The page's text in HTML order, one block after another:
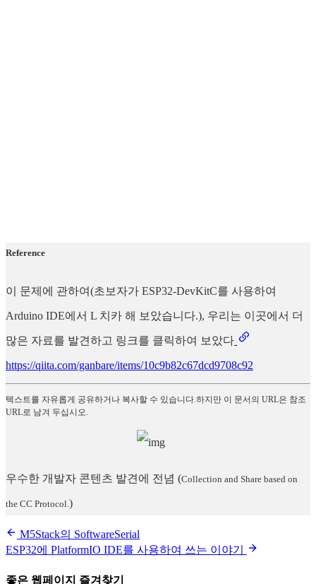
Reference
이 문제에 관하여(초보자가 ESP32-DevKitC를 사용하여
Arduino IDE에서 L 치카 해 보았습니다.), 우리는 이곳에서 더
많은 자료를 발견하고 링크를 클릭하여 보았다
https://qiita.com/ganbare/items/10c9b82c67dcd9708c92
텍스트를 자유롭게 공유하거나 복사할 수 있습니다.하지만 이 문서의 URL은 참조
URL로 남겨 두십시오.
우수한 개발자 콘텐츠 발견에 전념 (Collection and Share based on
the CC Protocol.)
M5Stack의 SoftwareSerial
ESP32에 PlatformIO IDE를 사용하여 쓰는 이야기
좋은 웹페이지 즐겨찾기